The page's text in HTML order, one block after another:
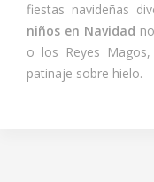
fiestas navideñas
niños en Navidad
o los Reyes
patinaje sobre hielo.